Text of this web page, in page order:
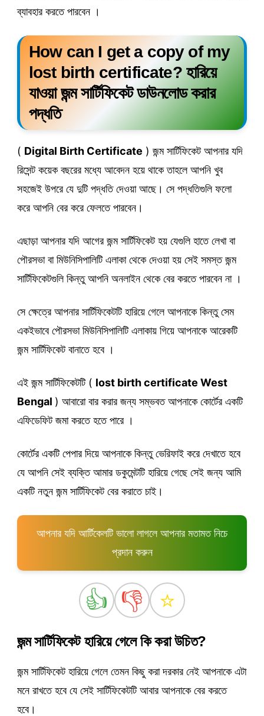
ব্যাবহার করতে পারবেন ।
How can I get a copy of my
lost birth certificate? হারিয়ে
যাওয়া জন্ম সার্টিফিকেট ডাউনলোড করার
পদ্ধতি
( Digital Birth Certificate ) জন্ম সার্টিফিকেট আপনার যদি
রিসেন্ট কয়েক বছরের মধ্যে আবেদন হয়ে থাকে তাহলে আপনি খুব
সহজেই উপরে যে দুটি পদ্ধতি দেওয়া আছে। সে পদ্ধতিগুলি ফলো
করে আপনি বের করে ফেলতে পারবেন।
এছাড়া আপনার যদি আগের জন্ম সার্টিফিকেট হয় যেগুলি হাতে লেখা বা
পৌরসভা বা মিউনিসিপালিটি এলাকা থেকে দেওয়া হয় সেই সমস্ত জন্ম
সার্টিফিকেটগুলি কিন্তু আপনি অনলাইন থেকে বের করতে পারবেন না ।
সে ক্ষেত্রে আপনার সার্টিফিকেটটি হারিয়ে গেলে আপনাকে কিন্তু সেম
একইভাবে পৌরসভা মিউনিসিপালিটি এলাকায় গিয়ে আপনাকে আরেকটি
জন্ম সার্টিফিকেট বানাতে হবে ।
এই জন্ম সার্টিফিকেটটি ( lost birth certificate West
Bengal ) আবারো বার করার জন্য সম্ভবত আপনাকে কোর্টের একটি
এফিডেফিট জমা করতে হতে পারে ।
কোর্টের একটি পেপার দিয়ে আপনাকে কিন্তু ভেরিফাই করে দেখাতে হবে
যে আপনি সেই ব্যক্তি আমার ডকুমেন্টটি হারিয়ে গেছে সেই জন্য আমি
একটি নতুন জন্ম সার্টিফিকেট বের করাতে চাই।
আপনার যদি আর্টিকেলটি ভালো লাগলে আপনার মতামত নিচে
প্রদান করুন
👍 👎 ⭐
জন্ম সার্টিফিকেট হারিয়ে গেলে কি করা উচিত?
জন্ম সার্টিফিকেট হারিয়ে গেলে তেমন কিছু করা দরকার নেই আপনাকে এটা
মনে রাখতে হবে যে সেই সার্টিফিকেটটি আবার আপনাকে বের করতে
হবে।